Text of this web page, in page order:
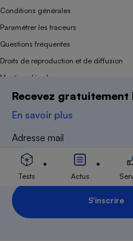
Recevez gratuitement
En savoir plus
Adresse mail
S'inscrire
Conditions générales
Paramétrer les traceurs
Questions fréquentes
Droits de reproduction et de diffusion
Mentions légales
Panel
Association indépendante de l’État,
distributeurs depuis 1951.
Tests Actus